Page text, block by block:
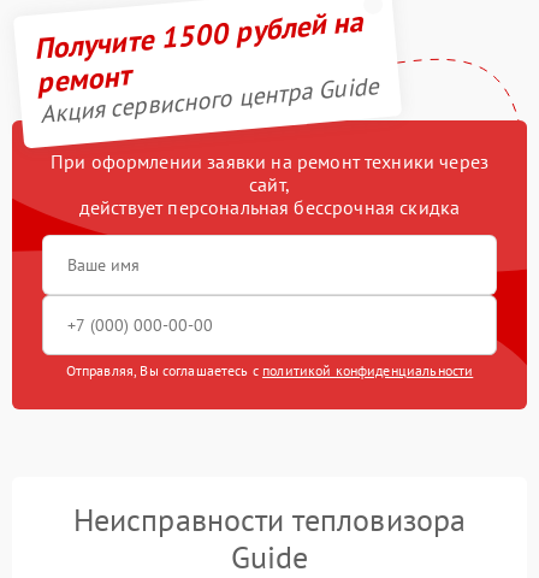
Получите 1500 рублей на
ремонт
Акция сервисного центра Guide
При оформлении заявки на ремонт техники через
сайт,
действует персональная бессрочная скидка
Отправляя, Вы соглашаетесь с политикой конфиденциальности
Неисправности тепловизора
Guide